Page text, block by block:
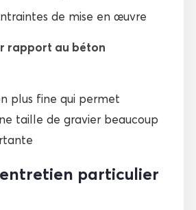
de mise en œuvre
rapport au béton
plus fine qui permet
taille de gravier beaucoup
particulier